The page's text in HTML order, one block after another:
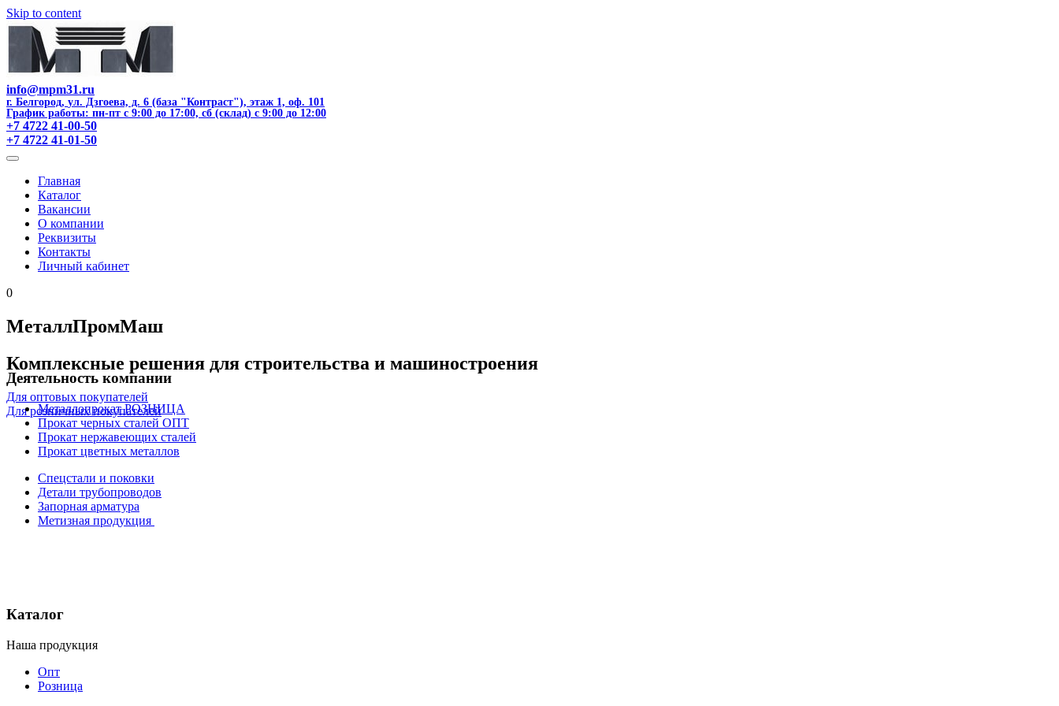
Skip to content
info@mpm31.ru
г. Белгород, ул. Дзгоева, д. 6 (база "Контраст"), этаж 1, оф. 101
График работы: пн-пт с 9:00 до 17:00, сб (склад) с 9:00 до 12:00
+7 4722 41-00-50
+7 4722 41-01-50
Главная
Каталог
Вакансии
О компании
Реквизиты
Контакты
Личный кабинет
0
МеталлПромМаш
Комплексные решения для строительства и машиностроения
Для оптовых покупателей
Для розничных покупателей
Деятельность компании
Металлопрокат РОЗНИЦА
Прокат черных сталей ОПТ
Прокат нержавеющих сталей
Прокат цветных металлов
Спецстали и поковки
Детали трубопроводов
Запорная арматура
Метизная продукция
Каталог
Наша продукция
Опт
Розница